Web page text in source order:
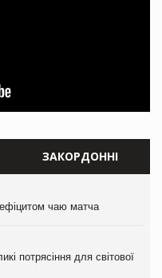
ЗАКОРДОННІ
чаю матча
потрясіння для світової
чаю матча
потрясіння для світової
чаю матча
потрясіння для світової